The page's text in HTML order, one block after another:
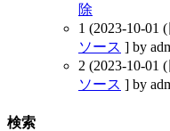
除
1 (2023-10-01
ソース ] by
2 (2023-10-01
ソース ] by
検索